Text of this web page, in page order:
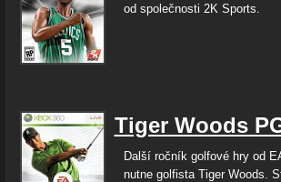
od společnosti 2K Sports.
Tiger Woods
Další ročník golfové hry od
nutne golfista Tiger Woods.